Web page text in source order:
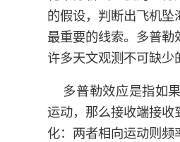
的假设，判断出飞机
最重要的线索。多普
许多天文观测不可缺少
多普勒效应是指如
运动，那么接收端接收
化：两者相向运动则